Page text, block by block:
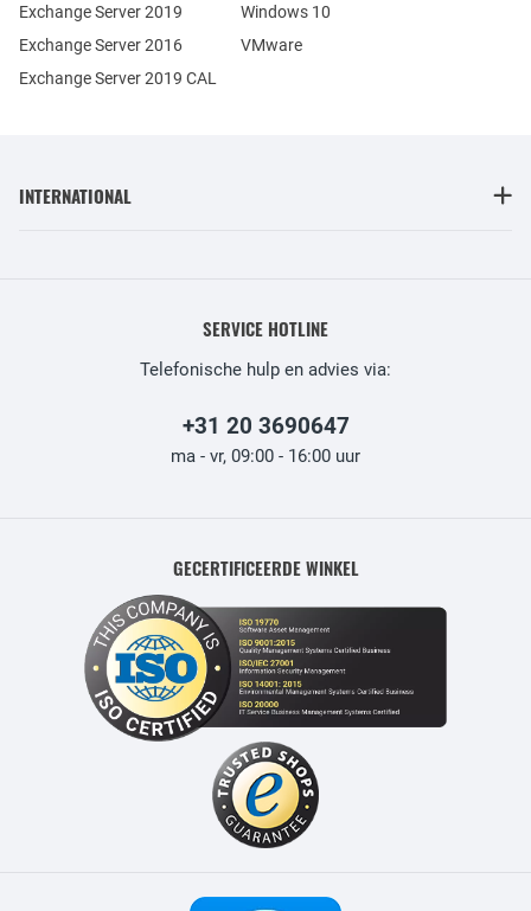
Exchange Server 2019
Exchange Server 2016
Exchange Server 2019 CAL
Windows 10
VMware
INTERNATIONAL
SERVICE HOTLINE
Telefonische hulp en advies via:
+31 20 3690647
ma - vr, 09:00 - 16:00 uur
GECERTIFICEERDE WINKEL